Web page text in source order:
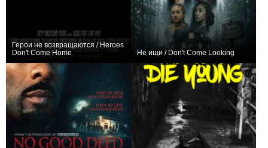
Герои не возвращаются / Heroes
Don't Come Home
Не ищи / Don't Come Looking